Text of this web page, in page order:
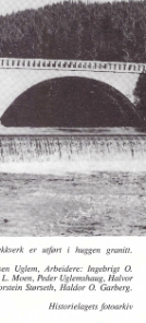
VEDTEKTER